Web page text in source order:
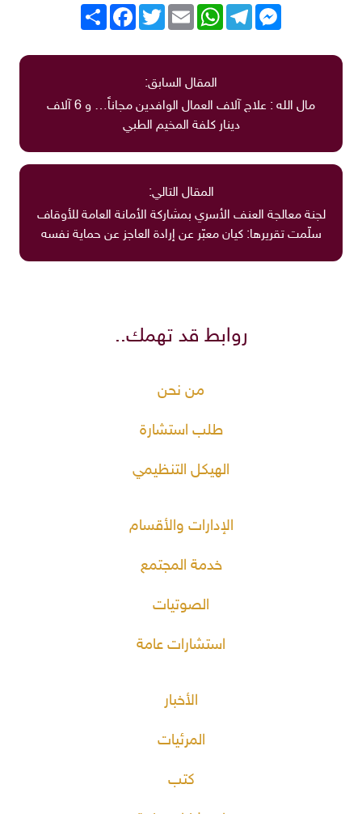
انشر
FacebookTwitterEmail
WhatsAppTelegram
Messenger
المقال السابق:
مال الله : علاج آلاف العمال الوافدين مجاناً… و 6 آلاف
دينار كلفة المخيم الطبي
المقال التالي:
لجنة معالجة العنف الأسري بمشاركة الأمانة العامة للأوقاف
سلّمت تقريرها: كيان معبّر عن إرادة العاجز عن حماية نفسه
روابط قد تهمك..
من نحن
طلب استشارة
الهيكل التنظيمي
الإدارات والأقسام
خدمة المجتمع
الصوتيات
استشارات عامة
الأخبار
المرئيات
كتب